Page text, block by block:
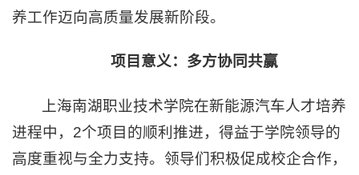
养工作迈向高质量发展新阶段。
项目意义：多方协同共赢
上海南湖职业技术学院在新能源汽车人才培养
进程中，2个项目的顺利推进，得益于学院领导的
高度重视与全力支持。领导们积极促成校企合作，